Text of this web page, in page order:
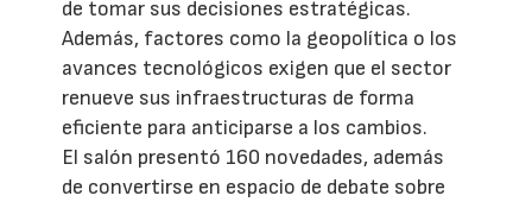
de tomar sus decisiones estratégicas.
Además, factores como la geopolítica o los
avances tecnológicos exigen que el sector
renueve sus infraestructuras de forma
eficiente para anticiparse a los cambios.
El salón presentó 160 novedades, además
de convertirse en espacio de debate sobre